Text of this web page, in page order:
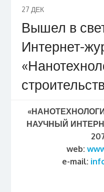
27 ДЕК
Вышел в
Интернет-
НАУЧНЫЙ
web:
e-mail: